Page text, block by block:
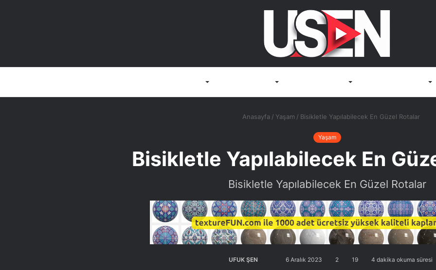
Anasayfa / Yaşam / Bisikletle Yapılabilecek En Güzel Rotalar
Yaşam
Bisikletle Yapılabilecek En
Bisikletle Yapılabilecek En Güzel Rotalar
UFUK ŞEN
Twitter'da6 Aralık 2023 2 19 4 dakika okuma süresi